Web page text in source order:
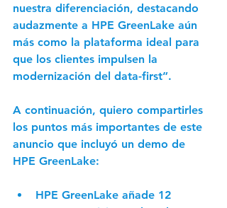
nuestra diferenciación, destacando
audazmente a HPE GreenLake aún
más como la plataforma ideal para
que los clientes impulsen la
modernización del data-first”.
A continuación, quiero compartirles
los puntos más importantes de este
anuncio que incluyó un demo de
HPE GreenLake:
HPE GreenLake añade 12